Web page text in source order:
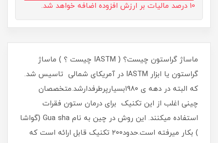
10 درصد مالیات بر ارزش افزوده اضافه خواهد شد.
ماساژ گراستون چیست؟ ( IASTM چیست ؟ ) ماساژ
گراستون یا ابزار IASTM در آمریکای شمالی تاسیس شد.
که البته در دهه ی ۱۹۸۰بسیارپرطرفدارشد.متخصصان
چینی اغلب از این تکنیک برای درمان ستون فقرات
استفاده میکنند. این روش در چین به نام Gua sha (گواشا
) بکار میرفته است.حدود۲۰۰ تکنیک قابل ارائه است که